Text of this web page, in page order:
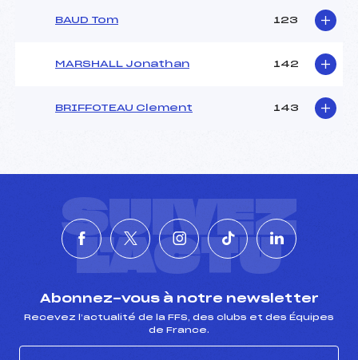
BAUD Tom 123
MARSHALL Jonathan 142
BRIFFOTEAU Clement 143
SUIVEZ
L'ACTU
Abonnez-vous à notre newsletter
Recevez l’actualité de la FFS, des clubs et des Équipes
de France.